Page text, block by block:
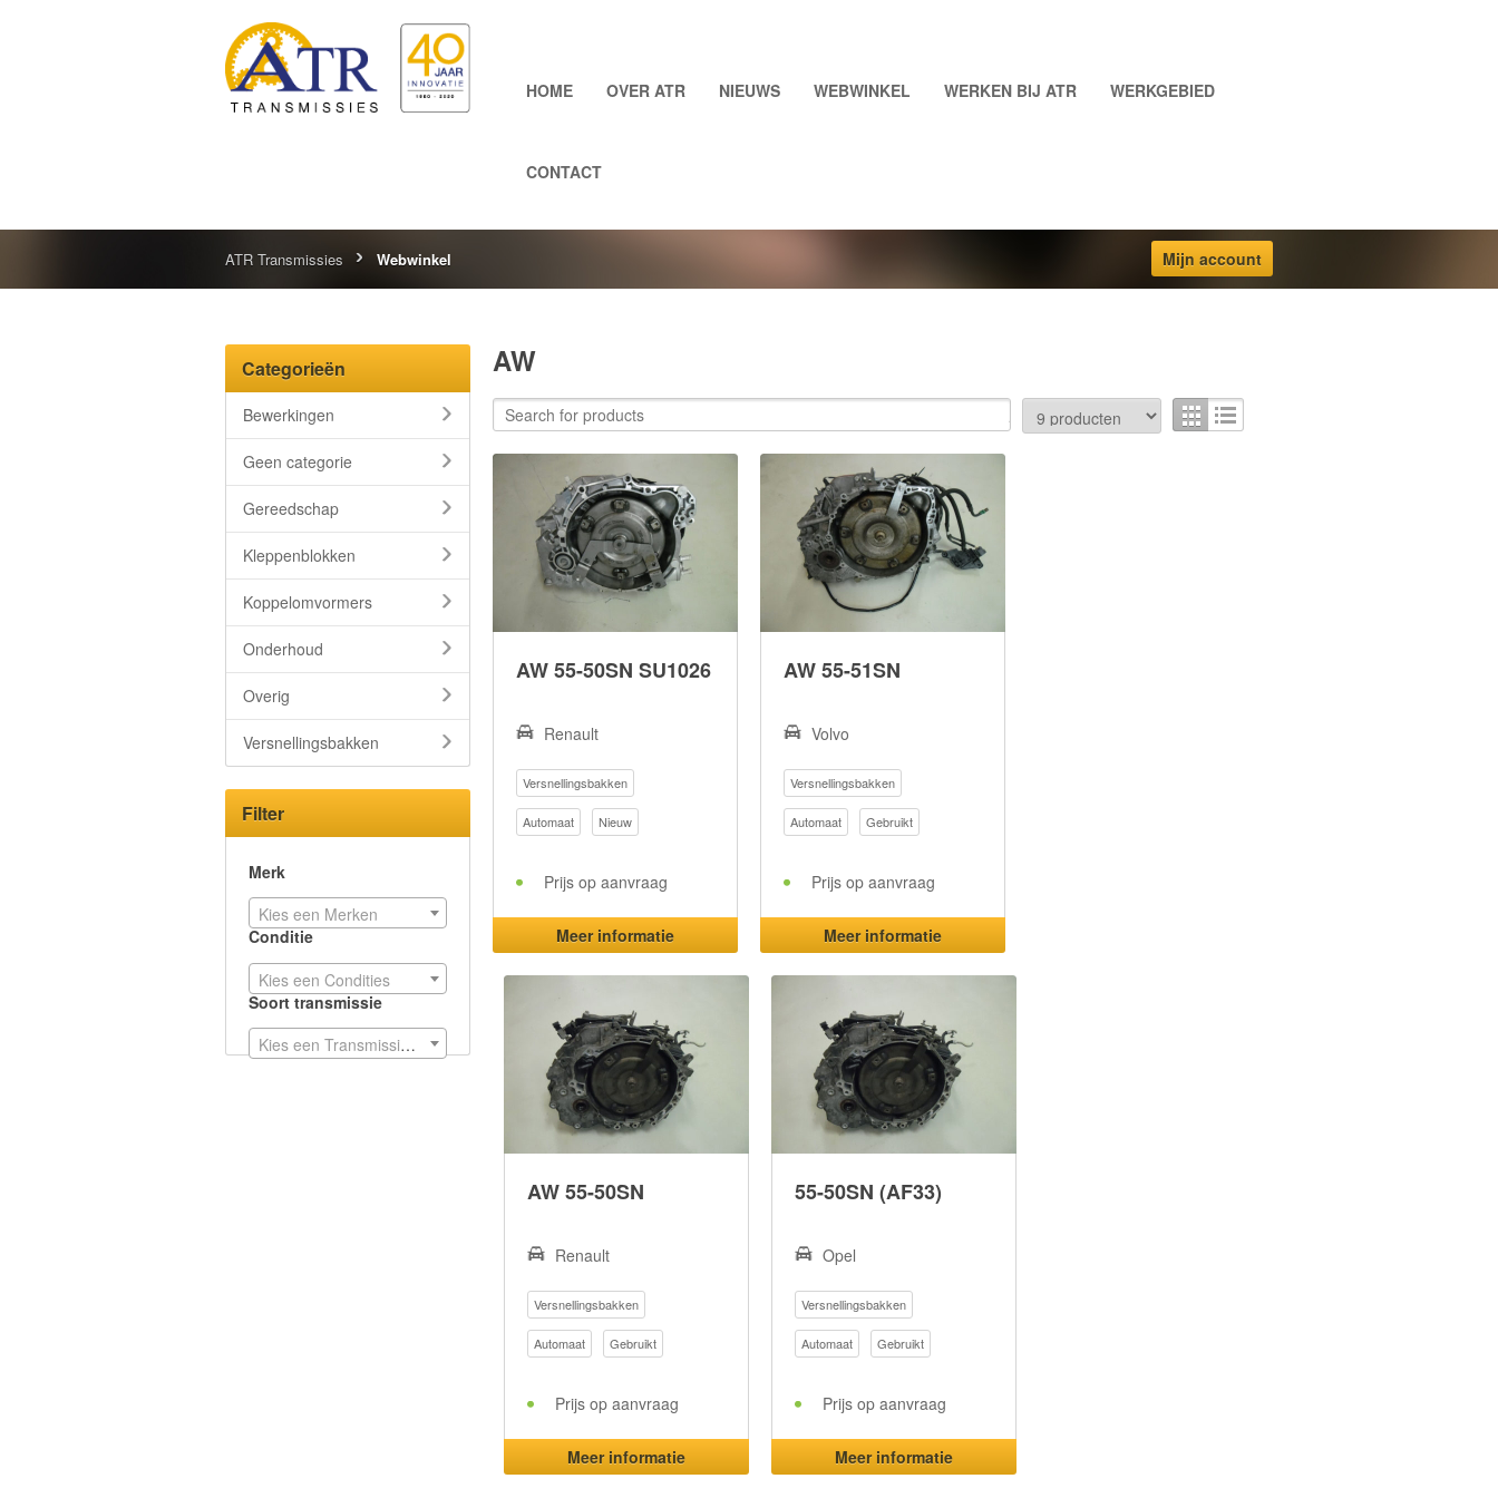
HOME OVER ATR NIEUWS WEBWINKEL WERKEN BIJ ATR WERKGEBIED
CONTACT
ATR Transmissies Webwinkel Mijn account
Categorieën
Bewerkingen
Geen categorie
Gereedschap
Kleppenblokken
Koppelomvormers
Onderhoud
Overig
Versnellingsbakken
Filter
Merk
Kies een Merken
Conditie
Kies een Condities
Soort transmissie
Kies een Transmissie soorten
AW
AW 55-50SN SU1026
Renault
Versnellingsbakken
Automaat Nieuw
Prijs op aanvraag
Meer informatie
AW 55-51SN
Volvo
Versnellingsbakken
Automaat Gebruikt
Prijs op aanvraag
Meer informatie
AW 55-50SN
Renault
Versnellingsbakken
Automaat Gebruikt
Prijs op aanvraag
Meer informatie
55-50SN (AF33)
Opel
Versnellingsbakken
Automaat Gebruikt
Prijs op aanvraag
Meer informatie